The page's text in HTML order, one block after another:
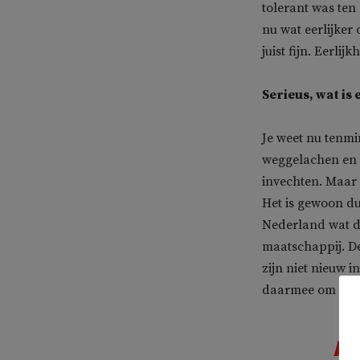
tolerant was
nu wat eerlijker
juist fijn.
Serieus, wat is
Je weet nu
weggelachen
invechten.
Het is gewoon
Nederland wat
maatschappij.
zijn niet nieuw
daarmee om
He